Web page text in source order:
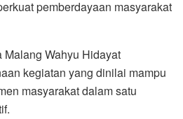
pemberdayaan masyarakat
Malang Wahyu Hidayat
kegiatan yang dinilai mampu
masyarakat dalam satu